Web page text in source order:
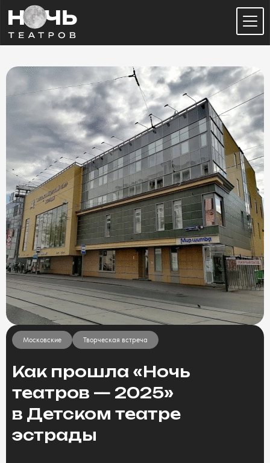
Московские Творческая встреча
Как прошла «Ночь
театров — 2025»
в Детском театре
эстрады